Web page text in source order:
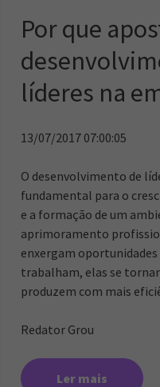
Por que
líderes na
13/07/2017 07:00:05
O desenvolvimento de
fundamental para o
e a formação de um
aprimoramento
enxergam oportunidades
trabalham, elas se
produzem com mais
Redator Grou
Ler mais